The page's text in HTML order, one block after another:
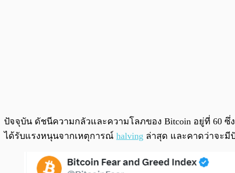
ปัจจุบัน ดัชนีความกลัวและความโลภของ Bitcoin อยู่ที่ 60 ซึ่
ได้รับแรงหนุนจากเหตุการณ์ halving ล่าสุด และคาดว่าจะมี